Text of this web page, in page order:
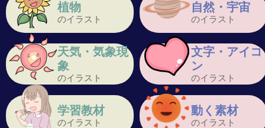
植物
のイラスト
自然・宇宙
のイラスト
天気・気象現
象
のイラスト
文字・アイコ
ン
のイラスト
学習教材
のイラスト
動く素材
のイラスト